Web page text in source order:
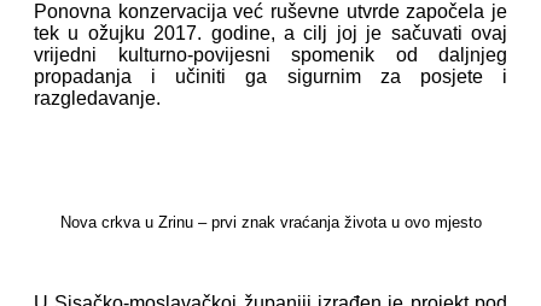
Ponovna konzervacija već ruševne utvrde započela je
tek u ožujku 2017. godine, a cilj joj je sačuvati ovaj
vrijedni kulturno-povijesni spomenik od daljnjeg
propadanja i učiniti ga sigurnim za posjete i
razgledavanje.
Nova crkva u Zrinu – prvi znak vraćanja života u ovo mjesto